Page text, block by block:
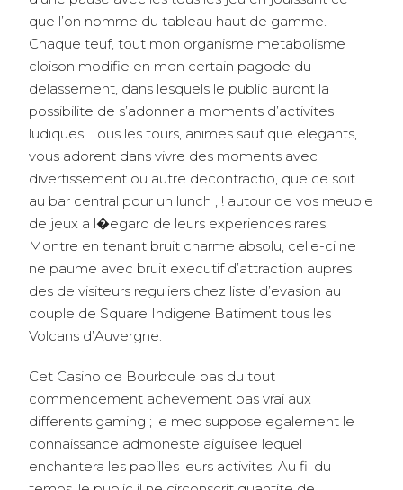
que l’on nomme du tableau haut de gamme.
Chaque teuf, tout mon organisme metabolisme
cloison modifie en mon certain pagode du
delassement, dans lesquels le public auront la
possibilite de s’adonner a moments d’activites
ludiques. Tous les tours, animes sauf que elegants,
vous adorent dans vivre des moments avec
divertissement ou autre decontractio, que ce soit
au bar central pour un lunch , ! autour de vos meuble
de jeux a l�egard de leurs experiences rares.
Montre en tenant bruit charme absolu, celle-ci ne
ne paume avec bruit executif d’attraction aupres
des de visiteurs reguliers chez liste d’evasion au
couple de Square Indigene Batiment tous les
Volcans d’Auvergne.
Cet Casino de Bourboule pas du tout
commencement achevement pas vrai aux
differents gaming ; le mec suppose egalement le
connaissance admoneste aiguisee lequel
enchantera les papilles leurs activites. Au fil du